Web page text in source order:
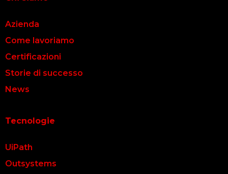
Azienda
Come lavoriamo
Certificazioni
Storie di successo
News
Tecnologie
UiPath
Outsystems